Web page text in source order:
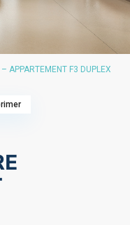
APPARTEMENT F3 DUPLEX